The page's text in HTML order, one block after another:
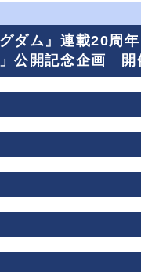
ダム』連載20周
公開記念企画 開